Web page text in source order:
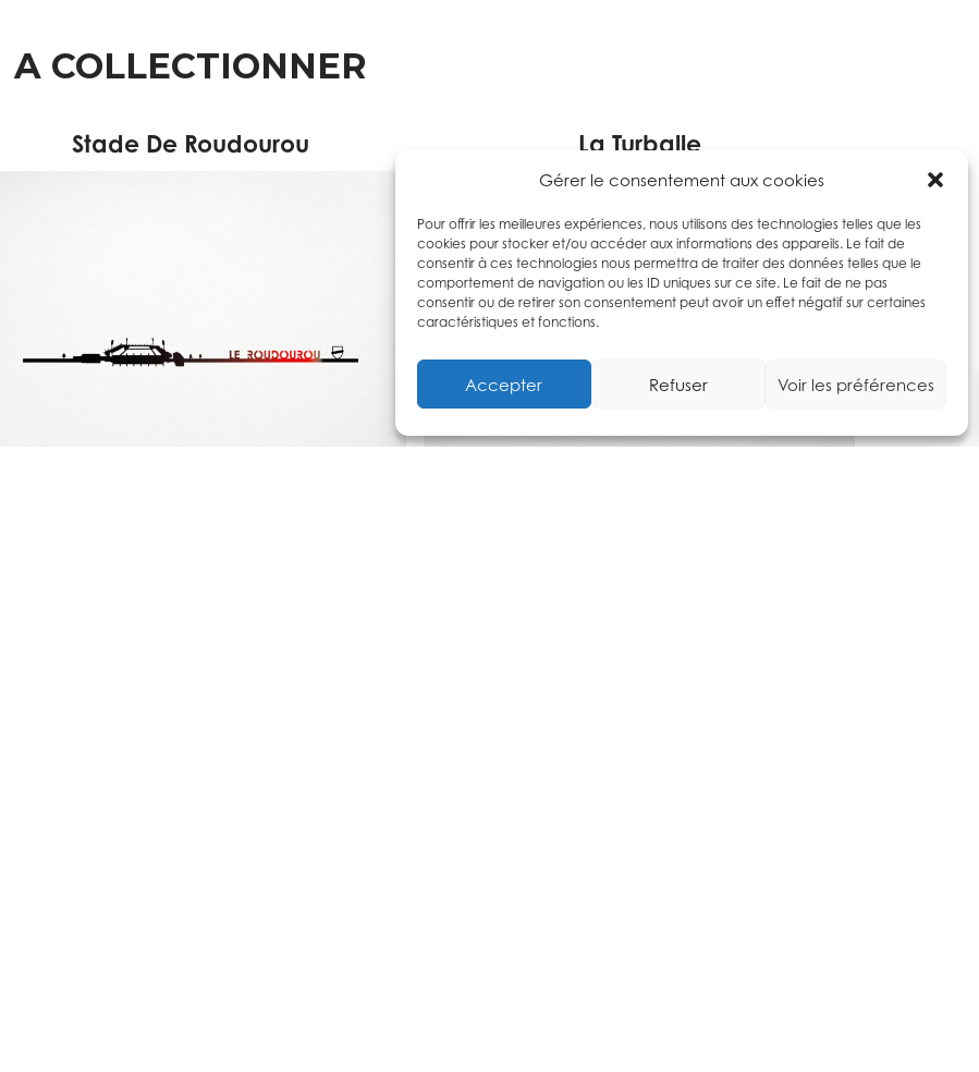
Gérer le consentement aux cookies
Pour offrir les meilleures expériences, nous utilisons des technologies telles que les
cookies pour stocker et/ou accéder aux informations des appareils. Le fait de
consentir à ces technologies nous permettra de traiter des données telles que le
comportement de navigation ou les ID uniques sur ce site. Le fait de ne pas
consentir ou de retirer son consentement peut avoir un effet négatif sur certaines
caractéristiques et fonctions.
Accepter Refuser Voir les préférences
A COLLECTIONNER
Stade De Roudourou La Turballe